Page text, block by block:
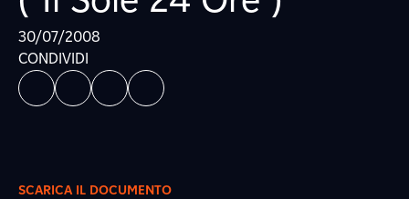
30/07/2008
CONDIVIDI
SCARICA IL DOCUMENTO